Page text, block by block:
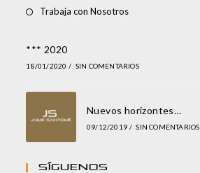
Trabaja con Nosotros
*** 2020
18/01/2020 / SIN COMENTARIOS
Nuevos horizontes…
09/12/2019 / SIN COMENTARIOS
Síguenos